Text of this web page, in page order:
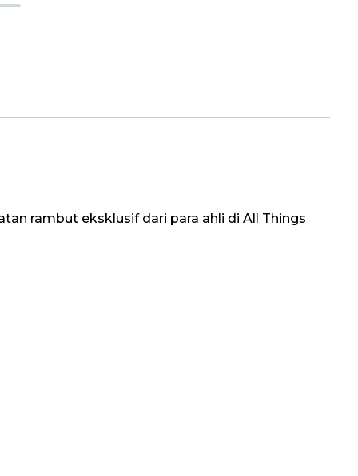
rambut eksklusif dari para ahli di All Things